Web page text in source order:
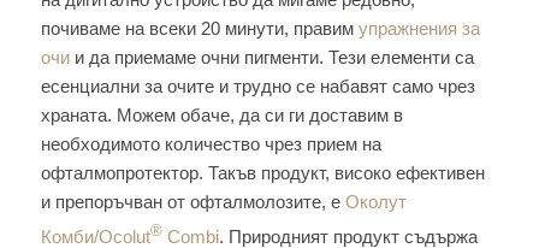
почиваме на всеки 20 минути, правим упражнения за
очии да приемаме очни пигменти. Тези елементи са
есенциални за очите и трудно се набавят само чрез
храната. Можем обаче, да си ги доставим в
необходимото количество чрез прием на
офталмопротектор. Такъв продукт, високо ефективен
и препоръчван от офталмолозите, е Околут
Комби/Ocolut®Combi. Природният продукт съдържа